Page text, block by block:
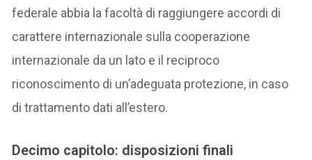
federale abbia la facoltà di raggiungere accordi di
carattere internazionale sulla cooperazione
internazionale da un lato e il reciproco
riconoscimento di un’adeguata protezione, in caso
di trattamento dati all’estero.
Decimo capitolo: disposizioni finali